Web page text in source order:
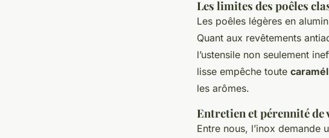
Les limites des poêles
Les poêles légères en
Quant aux revêtements
l’ustensile non seulement
lisse empêche toute
les arômes.
Entretien et pérennité
Entre nous, l’inox demande